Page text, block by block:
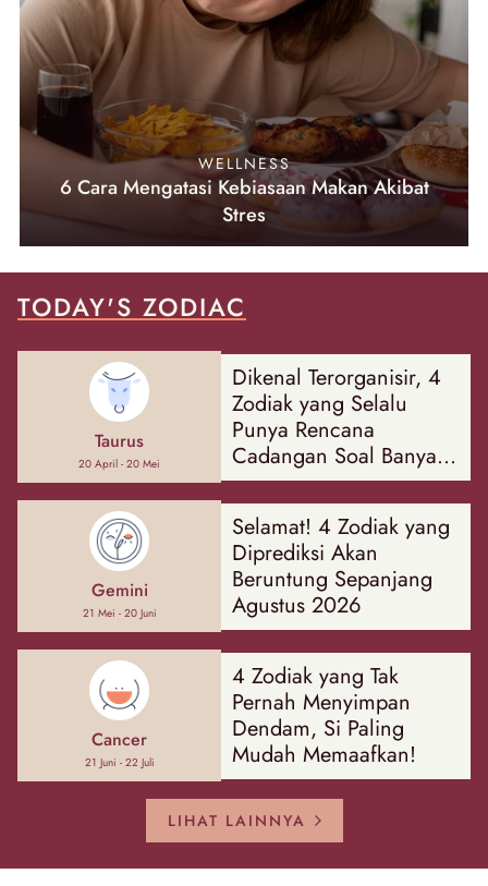
WELLNESS
6 Cara Mengatasi Kebiasaan Makan Akibat
Stres
TODAY'S ZODIAC
Taurus
20 April - 20 Mei
Dikenal Terorganisir, 4
Zodiak yang Selalu
Punya Rencana
Cadangan Soal Banyak
Hal
Gemini
21 Mei - 20 Juni
Selamat! 4 Zodiak yang
Diprediksi Akan
Beruntung Sepanjang
Agustus 2026
Cancer
21 Juni - 22 Juli
4 Zodiak yang Tak
Pernah Menyimpan
Dendam, Si Paling
Mudah Memaafkan!
LIHAT LAINNYA